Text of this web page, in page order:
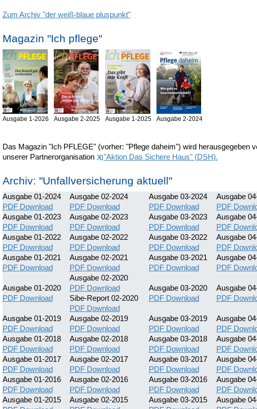
Zum Archiv "der weiß-blaue pluspunkt"
Magazin "Ich pflege"
Ausgabe 1-2026 Ausgabe 2-2025 Ausgabe 1-2025 Ausgabe 2-2024
Das Magazin "Ich PFLEGE" (vorher: "Pflege daheim") wird herausgegeben
unserer Partnerorganisation
"Aktion Das Sichere Haus" (DSH).
Archiv: "Unfallversicherung aktuell"
Ausgabe 01-2024
PDF Download
Ausgabe 02-2024
PDF Download
Ausgabe 03-2024
PDF Download
Ausgabe
PDF
Ausgabe 01-2023
PDF Download
Ausgabe 02-2023
PDF Download
Ausgabe 03-2023
PDF Download
Ausgabe
PDF
Ausgabe 01-2022
PDF Download
Ausgabe 02-2022
PDF Download
Ausgabe 03-2022
PDF Download
Ausgabe
PDF
Ausgabe 01-2021
PDF Download
Ausgabe 02-2021
PDF Download
Ausgabe 03-2021
PDF Download
Ausgabe
PDF
Ausgabe 01-2020
PDF Download
Ausgabe 02-2020
PDF Download
Sibe-Report 02-2020
PDF Download
Ausgabe 03-2020
PDF Download
Ausgabe
PDF
Ausgabe 01-2019
PDF Download
Ausgabe 02-2019
PDF Download
Ausgabe 03-2019
PDF Download
Ausgabe
PDF
Ausgabe 01-2018
PDF Download
Ausgabe 02-2018
PDF Download
Ausgabe 03-2018
PDF Download
Ausgabe
PDF
Ausgabe 01-2017
PDF Download
Ausgabe 02-2017
PDF Download
Ausgabe 03-2017
PDF Download
Ausgabe
PDF
Ausgabe 01-2016
PDF Download
Ausgabe 02-2016
PDF Download
Ausgabe 03-2016
PDF Download
Ausgabe
PDF
Ausgabe 01-2015
Ausgabe 02-2015
Ausgabe 03-2015
Ausgabe